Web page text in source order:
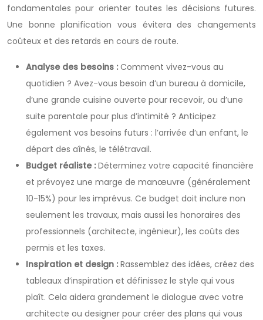
fondamentales pour orienter toutes les décisions futures.
Une bonne planification vous évitera des changements
coûteux et des retards en cours de route.
Analyse des besoins : Comment vivez-vous au
quotidien ? Avez-vous besoin d’un bureau à domicile,
d’une grande cuisine ouverte pour recevoir, ou d’une
suite parentale pour plus d’intimité ? Anticipez
également vos besoins futurs : l’arrivée d’un enfant, le
départ des aînés, le télétravail.
Budget réaliste : Déterminez votre capacité financière
et prévoyez une marge de manœuvre (généralement
10-15%) pour les imprévus. Ce budget doit inclure non
seulement les travaux, mais aussi les honoraires des
professionnels (architecte, ingénieur), les coûts des
permis et les taxes.
Inspiration et design : Rassemblez des idées, créez des
tableaux d’inspiration et définissez le style qui vous
plaît. Cela aidera grandement le dialogue avec votre
architecte ou designer pour créer des plans qui vous